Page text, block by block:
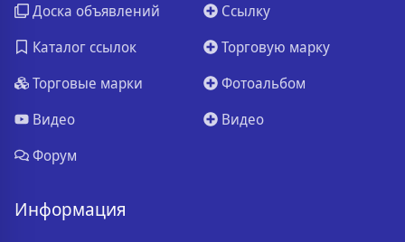
Доска объявлений
Каталог ссылок
Торговые марки
Видео
Форум
Ссылку
Торговую марку
Фотоальбом
Видео
Информация